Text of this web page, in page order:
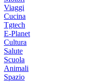
Viaggi
Cucina
Tgtech
E-Planet
Cultura
Salute
Scuola
Animali
Spazio